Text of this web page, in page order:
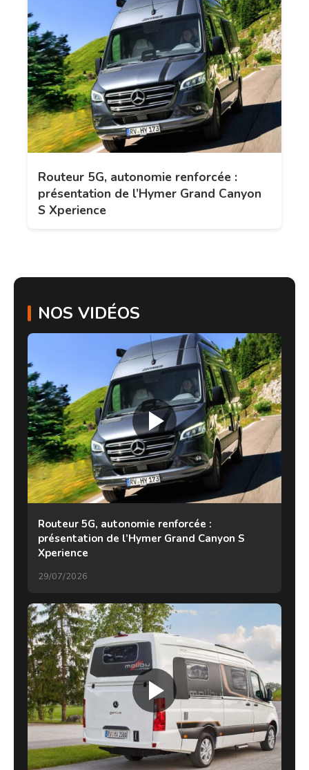
Routeur 5G, autonomie renforcée :
présentation de l’Hymer Grand Canyon
S Xperience
NOS VIDÉOS
Routeur 5G, autonomie renforcée :
présentation de l’Hymer Grand Canyon S
Xperience
29/07/2026